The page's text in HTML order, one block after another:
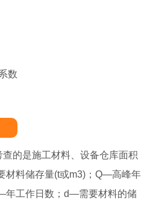
数
的是施工材料、设备仓库面积
材料储存量(t或m3)；Q—高峰年
年工作日数；d—需要材料的储